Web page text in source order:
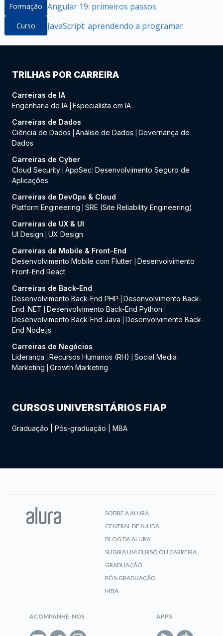
Formação Angular 19: primeiros passos
Curso JavaScript: aprendendo a programar
TRILHAS POR CARREIRA
Carreiras de IA
Engenharia de IA Especialista em IA
Carreiras de Dados
Ciência de Dados
Análise de Dados
Governança de
Dados
Carreiras de Cyber
Cloud Security AppSec: Desenvolvimento Seguro de
Aplicações
Carreiras de DevOps & Cloud
Platform Engineering
SRE (Site Reliability Engineering)
Carreiras de UX & UI
UI Design
UX Design
Carreiras de Mobile & Front-End
Desenvolvimento Mobile com Flutter
Desenvolvimento
Front-End React
Carreiras de Back-End
Desenvolvimento Back-End PHP
Desenvolvimento Back-
End .NET
Desenvolvimento Back-End Python
Desenvolvimento Back-End Java
Desenvolvimento Back-
End Node.js
Carreiras de Negócios
Liderança
Recursos Humanos (RH)
Social Media
Marketing
Growth Marketing
CURSOS UNIVERSITÁRIOS FIAP
Graduação Pós-graduação MBA
SOBRE A ALURA
CENTRAL DE AJUDA
BLOG DA ALURA
SUGIRA UM CURSO OU CARREIRA
GRADUAÇÃO
PÓS-GRADUAÇÃO
MBA
ACOMPANHE-NOS APPS